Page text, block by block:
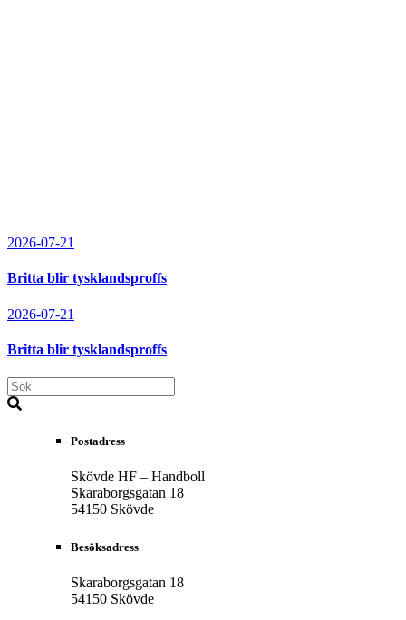
2026-07-21
Britta blir tysklandsproffs
2026-07-21
Britta blir tysklandsproffs
Postadress
Skövde HF – Handboll
Skaraborgsgatan 18
54150 Skövde
Besöksadress
Skaraborgsgatan 18
54150 Skövde